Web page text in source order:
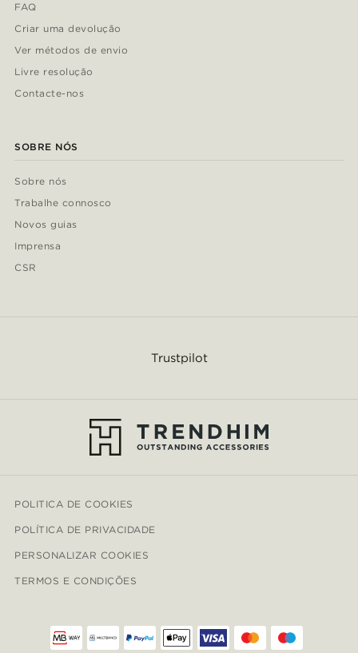
FAQ
Criar uma devolução
Ver métodos de envio
Livre resolução
Contacte-nos
SOBRE NÓS
Sobre nós
Trabalhe connosco
Novos guias
Imprensa
CSR
Trustpilot
POLITICA DE COOKIES
POLÍTICA DE PRIVACIDADE
PERSONALIZAR COOKIES
TERMOS E CONDIÇÕES